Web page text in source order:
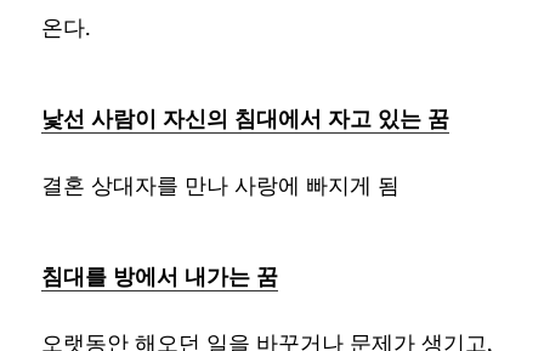
온다.
낯선 사람이 자신의 침대에서 자고 있는 꿈
결혼 상대자를 만나 사랑에 빠지게 됨
침대를 방에서 내가는 꿈
오랫동안 해오던 일을 바꾸거나 문제가 생기고,